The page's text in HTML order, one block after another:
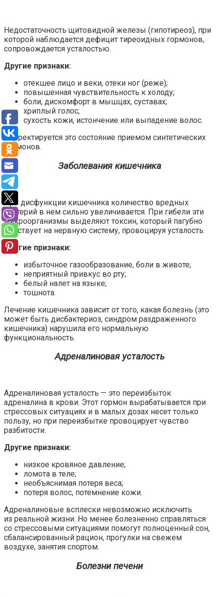
Недостаточность щитовидной железы (гипотиреоз), при
которой наблюдается дефицит тиреоидных гормонов,
сопровождается усталостью.
Другие признаки:
отекшее лицо и веки, отеки ног (реже);
повышенная чувствительность к холоду;
боли, дискомфорт в мышцах, суставах;
хриплый голос;
сухость кожи, истончение или выпадение волос.
Корректируется это состояние приемом синтетических
гормонов.
Заболевания кишечника
При дисфункции кишечника количество вредных
бактерий в нем сильно увеличивается. При гибели эти
микроорганизмы выделяют токсин, который пагубно
действует на нервную систему, провоцируя усталость.
Другие признаки:
избыточное газообразование, боли в животе;
неприятный привкус во рту;
белый налет на языке;
тошнота.
Лечение кишечника зависит от того, какая болезнь (это
может быть дисбактериоз, синдром раздраженного
кишечника) нарушила его нормальную
функциональность.
Адреналиновая усталость
Адреналиновая усталость — это переизбыток
адреналина в крови. Этот гормон вырабатывается при
стрессовых ситуациях и в малых дозах несет только
пользу, но при переизбытке провоцирует чувство
разбитости.
Другие признаки:
низкое кровяное давление;
ломота в теле;
необъяснимая потеря веса;
потеря волос, потемнение кожи.
Адреналиновые всплески невозможно исключить
из реальной жизни. Но менее болезненно справляться
со стрессовыми ситуациями помогут полноценный сон,
сбалансированный рацион, прогулки на свежем
воздухе, занятия спортом.
Болезни печени